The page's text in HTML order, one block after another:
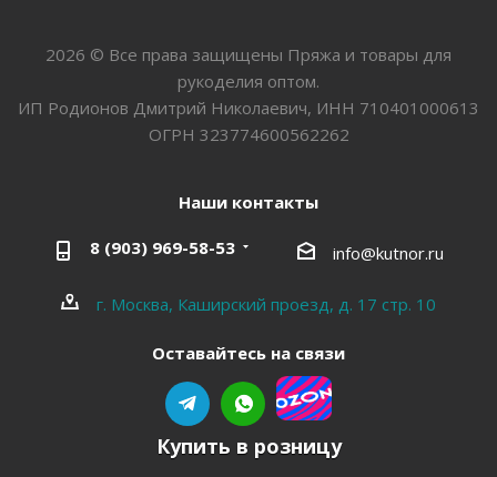
2026 © Все права защищены Пряжа и товары для
рукоделия оптом.
ИП Родионов Дмитрий Николаевич, ИНН 710401000613
ОГРН 323774600562262
Наши контакты
8 (903) 969-58-53 info@kutnor.ru
г. Москва, Каширский проезд, д. 17 стр. 10
Оставайтесь на связи
Купить в розницу